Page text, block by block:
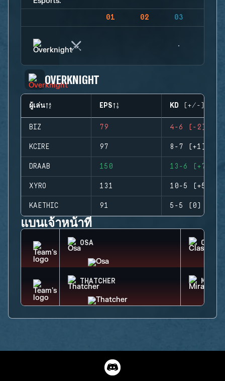
01 02 03
OVERKNIGHT
ผู้เล่น EPS KD (+/-)
BIZ 79 4-6 (-2)
KCIRE 97 8-7 (+1)
DRAAB 150 13-6 (+7)
XYRO 131 10-5 (+5)
KAETHIC 91 5-5 (0)
แบนเจ้าหน้าที่
OSA CLASH
THATCHER MIRA